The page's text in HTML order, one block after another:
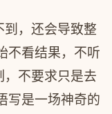
到，还会导致整
不看结果，不听
不要求只是去
写是一场神奇的